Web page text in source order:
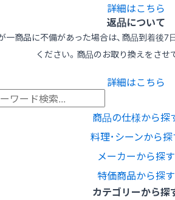
詳細はこちら
返品について
一商品に不備があった場合は、商品到着後
ください。商品のお取り換えをさせ
詳細はこちら
商品の仕様から探
料理･シーンから探
メーカーから探す
特価商品から探す
カテゴリーから探